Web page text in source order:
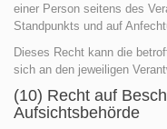
einer Person seitens des
Standpunkts und auf
Dieses Recht kann die
sich an den jeweiligen
(10) Recht auf
Aufsichtsbehörde